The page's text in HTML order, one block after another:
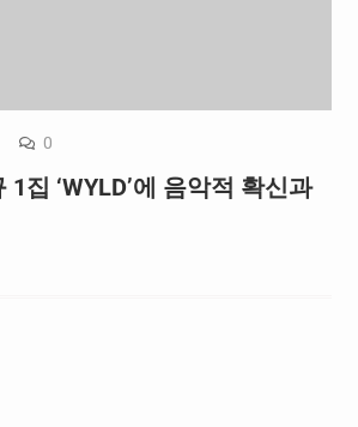
0
1집 ‘WYLD’에 음악적 확신과